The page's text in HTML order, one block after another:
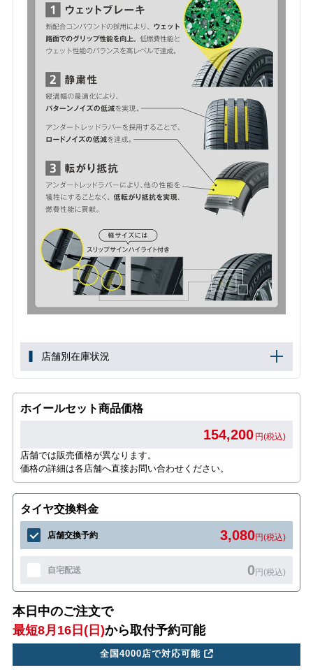
店舗別在庫状況
ホイールセット商品価格
154,200 円(税込)
店舗では販売価格が異なります。
価格の詳細は各店舗へ直接お問い合わせください。
タイヤ交換料金
店舗交換予約 3,080円(税込)
自宅配送 0円(税込)
本日中のご注文で
最短8月16日(日)から取付予約可能
全国4000店で対応可能